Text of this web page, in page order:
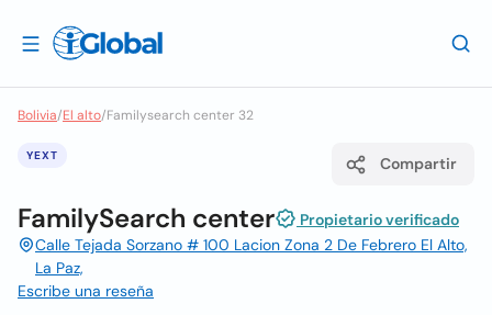
Bolivia/El alto/Familysearch center 32
YEXT Compartir
FamilySearch center
Propietario verificado
Calle Tejada Sorzano # 100 Lacion Zona 2 De Febrero El Alto,
La Paz,
Escribe una reseña